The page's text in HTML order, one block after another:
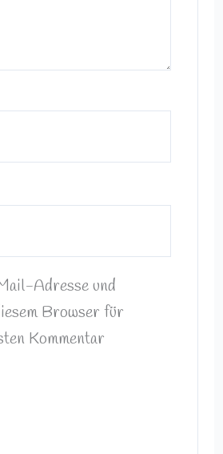
Adresse und
Browser für
Kommentar